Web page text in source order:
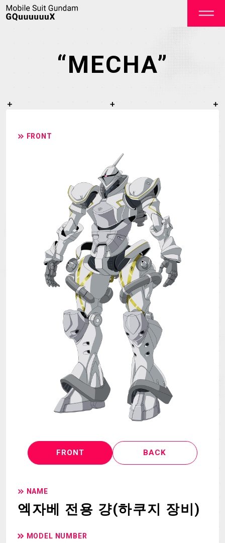
NEWS
STREAMING STAFF&CAST
CHARACTER
MECHA GOODS
GALLERY MUSIC
THEATER
LANGUAGE
“MECHA”
FRONT
FRONT BACK
NAME
엑자베 전용 걍(하쿠지 장비)
MODEL NUMBER